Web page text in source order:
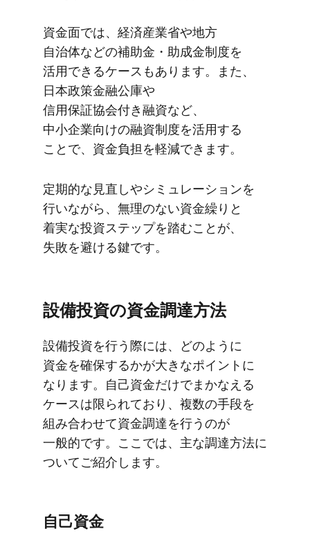
資金面では、​経済産業省や​地方​
自治体などの​補助金・助成金制度を​
活用できる​ケースも​あります。​また、​
日本政策金融​公庫や​
信用保証協会付き融資など、​
中小企業向けの​融資制度を​活用する​
ことで、​資金負担を​軽減できます。
定期的な​見直しや​シミュレーションを​
行いながら、​無理の​ない​資金繰りと​
着実な​投資ステップを​踏むことが、​
失敗を​避ける​鍵です。
設備投資の​資金調達方​法
設備投資を​行う​際には、​どのように​
資金を​確保するかが​大きな​ポイントに​
なります。​自己資金だけで​まかなえる​
ケースは​限られており、​複数の​手段を​
組み合わせて​資金調達を​行うのが​
一般的です。​ここでは、​主な​調達方​法に​
ついて​ご紹介します。
自己資金